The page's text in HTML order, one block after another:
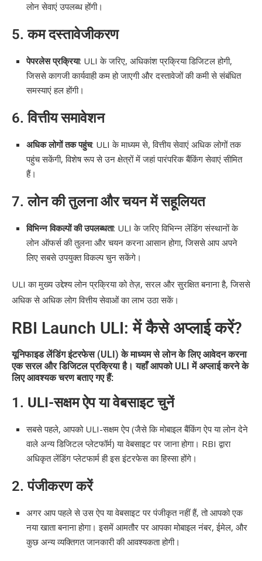
लोन सेवाएं उपलब्ध होंगी।
5.कम दस्तावेजीकरण
पेपरलेस प्रक्रिया: ULI के जरिए, अधिकांश प्रक्रिया डिजिटल होगी,
जिससे कागजी कार्यवाही कम हो जाएगी और दस्तावेजों की कमी से संबंधित
समस्याएं हल होंगी।
6.वित्तीय समावेशन
अधिक लोगों तक पहुंच: ULI के माध्यम से, वित्तीय सेवाएं अधिक लोगों तक
पहुंच सकेंगी, विशेष रूप से उन क्षेत्रों में जहां पारंपरिक बैंकिंग सेवाएं सीमित
हैं।
7.लोन की तुलना और चयन में सहूलियत
विभिन्न विकल्पों की उपलब्धता: ULI के जरिए विभिन्न लेंडिंग संस्थानों के
लोन ऑफर्स की तुलना और चयन करना आसान होगा, जिससे आप अपने
लिए सबसे उपयुक्त विकल्प चुन सकेंगे।
ULI का मुख्य उद्देश्य लोन प्रक्रिया को तेज़, सरल और सुरक्षित बनाना है, जिससे
अधिक से अधिक लोग वित्तीय सेवाओं का लाभ उठा सकें।
RBI Launch ULI: में कैसे अप्लाई करें?
यूनिफाइड लेंडिंग इंटरफेस (ULI) के माध्यम से लोन के लिए आवेदन करना
एक सरल और डिजिटल प्रक्रिया है। यहाँ आपको ULI में अप्लाई करने के
लिए आवश्यक चरण बताए गए हैं:
1. ULI-सक्षम ऐप या वेबसाइट चुनें
सबसे पहले, आपको ULI-सक्षम ऐप (जैसे कि मोबाइल बैंकिंग ऐप या लोन देने
वाले अन्य डिजिटल प्लेटफॉर्म) या वेबसाइट पर जाना होगा। RBI द्वारा
अधिकृत लेंडिंग प्लेटफार्म ही इस इंटरफेस का हिस्सा होंगे।
2.पंजीकरण करें
अगर आप पहले से उस ऐप या वेबसाइट पर पंजीकृत नहीं हैं, तो आपको एक
नया खाता बनाना होगा। इसमें आमतौर पर आपका मोबाइल नंबर, ईमेल, और
कुछ अन्य व्यक्तिगत जानकारी की आवश्यकता होगी।